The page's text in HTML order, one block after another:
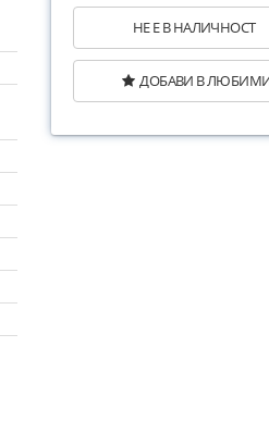
НЕ Е В НАЛИЧНОСТ
ДОБАВИ В